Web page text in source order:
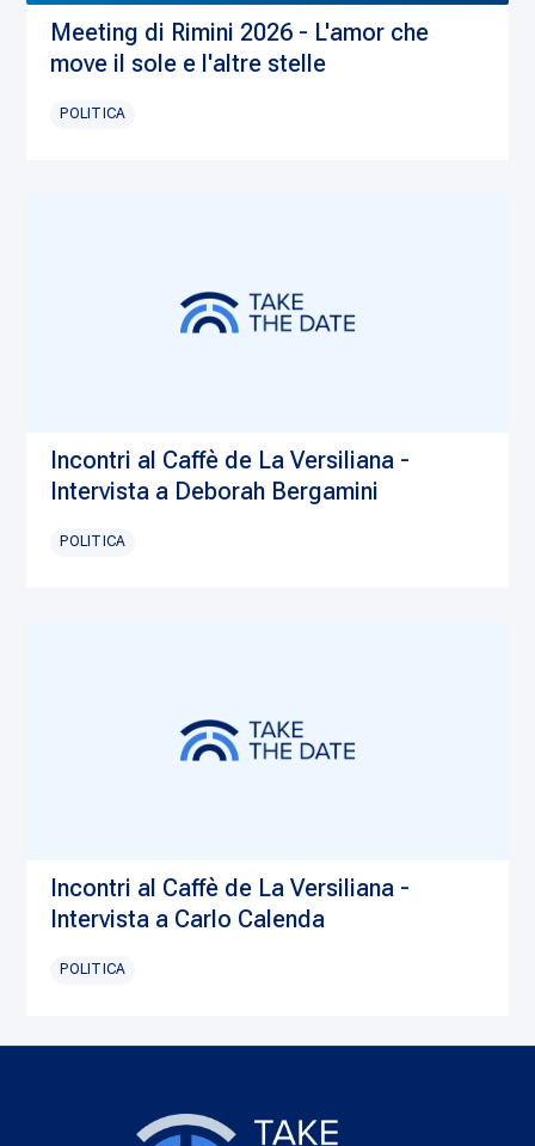
Meeting di Rimini 2026 - L'amor che
move il sole e l'altre stelle
POLITICA
Incontri al Caffè de La Versiliana -
Intervista a Deborah Bergamini
POLITICA
Incontri al Caffè de La Versiliana -
Intervista a Carlo Calenda
POLITICA